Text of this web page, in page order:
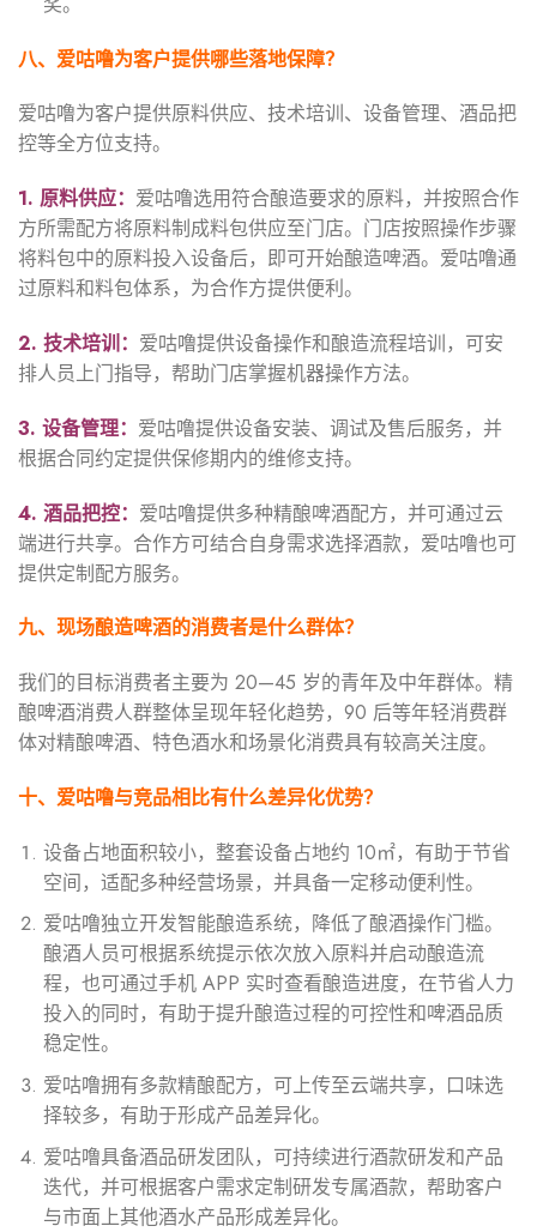
八、爱咕噜为客户提供哪些落地保障？
爱咕噜为客户提供原料供应、技术培训、设备管理、酒品把
控等全方位支持。
1. 原料供应： 爱咕噜选用符合酿造要求的原料，并按照合作
方所需配方将原料制成料包供应至门店。门店按照操作步骤
将料包中的原料投入设备后，即可开始酿造啤酒。爱咕噜通
过原料和料包体系，为合作方提供便利。
2. 技术培训： 爱咕噜提供设备操作和酿造流程培训，可安
排人员上门指导，帮助门店掌握机器操作方法。
3. 设备管理： 爱咕噜提供设备安装、调试及售后服务，并
根据合同约定提供保修期内的维修支持。
4. 酒品把控： 爱咕噜提供多种精酿啤酒配方，并可通过云
端进行共享。合作方可结合自身需求选择酒款，爱咕噜也可
提供定制配方服务。
九、现场酿造啤酒的消费者是什么群体？
我们的目标消费者主要为 20—45 岁的青年及中年群体。精
酿啤酒消费人群整体呈现年轻化趋势，90 后等年轻消费群
体对精酿啤酒、特色酒水和场景化消费具有较高关注度。
十、 爱咕噜与竞品相比有什么差异化优势？
设备占地面积较小，整套设备占地约 10㎡，有助于节省
空间，适配多种经营场景，并具备一定移动便利性。
爱咕噜独立开发智能酿造系统，降低了酿酒操作门槛。
酿酒人员可根据系统提示依次放入原料并启动酿造流
程，也可通过手机 APP 实时查看酿造进度，在节省人力
投入的同时，有助于提升酿造过程的可控性和啤酒品质
稳定性。
爱咕噜拥有多款精酿配方，可上传至云端共享，口味选
择较多，有助于形成产品差异化。
爱咕噜具备酒品研发团队，可持续进行酒款研发和产品
迭代，并可根据客户需求定制研发专属酒款，帮助客户
与市面上其他酒水产品形成差异化。